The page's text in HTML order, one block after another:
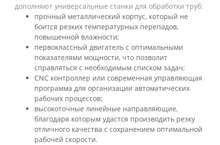
дополняют универсальные станки для обработки труб:
прочный металлический корпус, который не
боится резких температурных перепадов,
повышенной влажности;
первоклассный двигатель с оптимальными
показателями мощности, что позволит
справляться с необходимым списком задач;
CNC контроллер или современная управляющая
программа для организации автоматических
рабочих процессов;
высокоточные линейные направляющие,
благодаря которым удастся производить резку
отличного качества с сохранением оптимальной
рабочей скорости.